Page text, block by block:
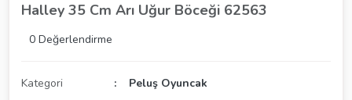
Halley 35 Cm Arı Uğur Böceği 62563
0 Değerlendirme
Kategori
Peluş Oyuncak